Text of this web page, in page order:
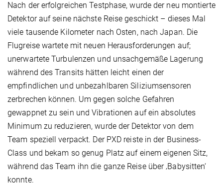
Nach der erfolgreichen Testphase, wurde der neu montierte
Detektor auf seine nächste Reise geschickt – dieses Mal
viele tausende Kilometer nach Osten, nach Japan. Die
Flugreise wartete mit neuen Herausforderungen auf;
unerwartete Turbulenzen und unsachgemäße Lagerung
während des Transits hätten leicht einen der
empfindlichen und unbezahlbaren Siliziumsensoren
zerbrechen können. Um gegen solche Gefahren
gewappnet zu sein und Vibrationen auf ein absolutes
Minimum zu reduzieren, wurde der Detektor von dem
Team speziell verpackt. Der PXD reiste in der Business-
Class und bekam so genug Platz auf einem eigenen Sitz,
während das Team ihn die ganze Reise über ‚Babysitten‘
konnte.